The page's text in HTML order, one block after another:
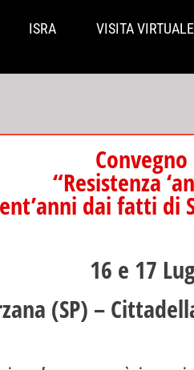
ISRA VISITA VIRTUALE
“Resistenza
dai fatti di
16 e 17
(SP) –